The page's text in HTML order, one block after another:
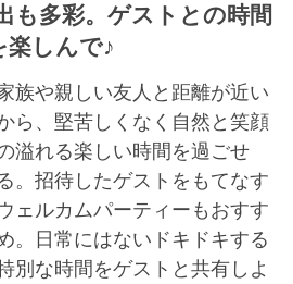
も多彩。ゲストとの時間
楽しんで♪
族や親しい友人と距離が近い
ら、堅苦しくなく自然と笑顔
溢れる楽しい時間を過ごせ
。招待したゲストをもてなす
ェルカムパーティーもおすす
。日常にはないドキドキする
別な時間をゲストと共有しよ